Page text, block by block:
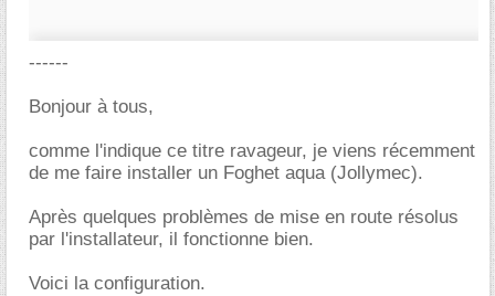
------
Bonjour à tous,
comme l'indique ce titre ravageur, je viens récemment
de me faire installer un Foghet aqua (Jollymec).
Après quelques problèmes de mise en route résolus
par l'installateur, il fonctionne bien.
Voici la configuration.